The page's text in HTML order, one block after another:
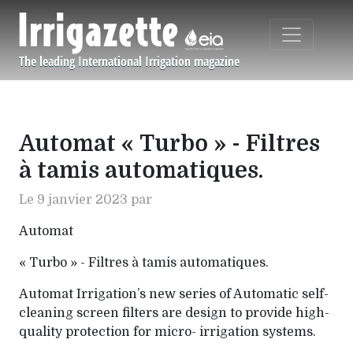
The leading International Irrigation magazine
Navigation principale
Automat « Turbo » - Filtres
à tamis automatiques.
Le 9 janvier 2023 par
Automat
« Turbo » - Filtres à tamis automatiques.
Automat Irrigation’s new series of Automatic self-
cleaning screen filters are design to provide high-
quality protection for micro- irrigation systems.